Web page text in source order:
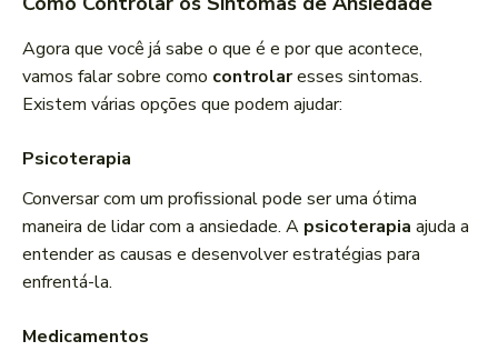
Agora que você já sabe o que é e por que acontece,
vamos falar sobre como controlaresses sintomas.
Existem várias opções que podem ajudar:
Psicoterapia
Conversar com um profissional pode ser uma ótima
maneira de lidar com a ansiedade. A psicoterapia ajuda a
entender as causas e desenvolver estratégias para
enfrentá-la.
Medicamentos